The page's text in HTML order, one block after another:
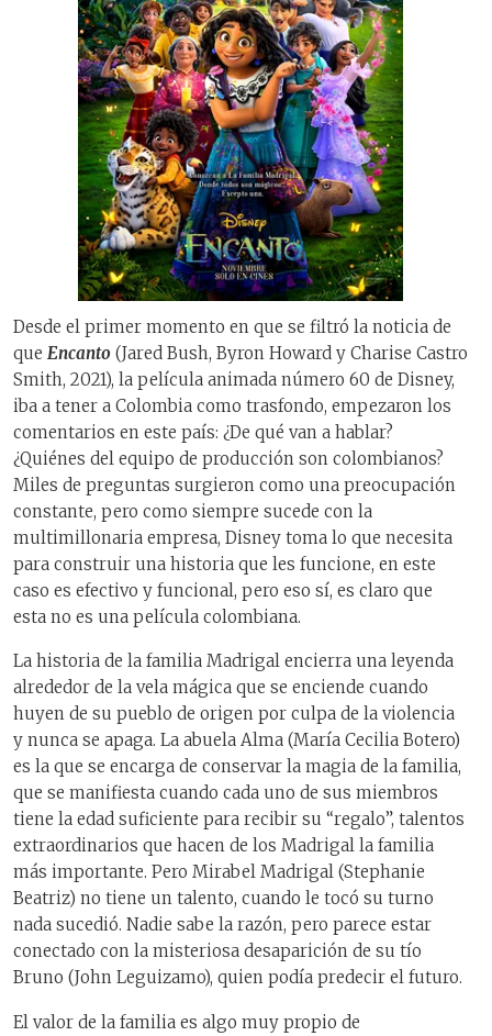
Desde el primer momento en que se filtró la noticia de
que Encanto (Jared Bush, Byron Howard y Charise Castro
Smith, 2021), la película animada número 60 de Disney,
iba a tener a Colombia como trasfondo, empezaron los
comentarios en este país: ¿De qué van a hablar?
¿Quiénes del equipo de producción son colombianos?
Miles de preguntas surgieron como una preocupación
constante, pero como siempre sucede con la
multimillonaria empresa, Disney toma lo que necesita
para construir una historia que les funcione, en este
caso es efectivo y funcional, pero eso sí, es claro que
esta no es una película colombiana.
La historia de la familia Madrigal encierra una leyenda
alrededor de la vela mágica que se enciende cuando
huyen de su pueblo de origen por culpa de la violencia
y nunca se apaga. La abuela Alma (María Cecilia Botero)
es la que se encarga de conservar la magia de la familia,
que se manifiesta cuando cada uno de sus miembros
tiene la edad suficiente para recibir su “regalo”, talentos
extraordinarios que hacen de los Madrigal la familia
más importante. Pero Mirabel Madrigal (Stephanie
Beatriz) no tiene un talento, cuando le tocó su turno
nada sucedió. Nadie sabe la razón, pero parece estar
conectado con la misteriosa desaparición de su tío
Bruno (John Leguizamo), quien podía predecir el futuro.
El valor de la familia es algo muy propio de